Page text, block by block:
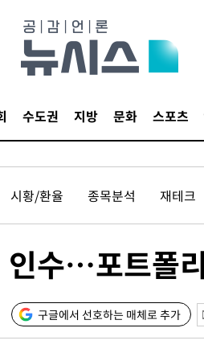
수도권 지방 문화 스포츠
시황/환율 종목분석 재테크
수…포트폴
구글에서 선호하는 매체로 추가